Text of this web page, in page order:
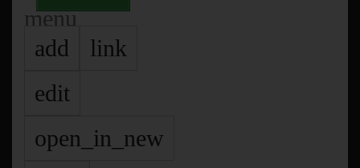
menu
add
link
edit
open_in_new